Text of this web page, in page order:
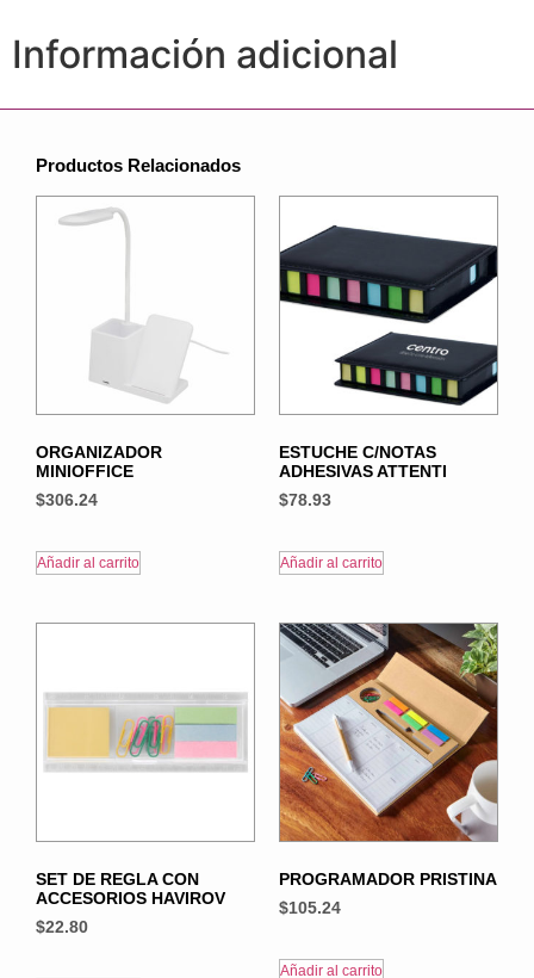
Información adicional
Productos Relacionados
ORGANIZADOR
MINIOFFICE
$306.24
Añadir al carrito
ESTUCHE C/NOTAS
ADHESIVAS ATTENTI
$78.93
Añadir al carrito
SET DE REGLA CON
ACCESORIOS HAVIROV
$22.80
PROGRAMADOR PRISTINA
$105.24
Añadir al carrito